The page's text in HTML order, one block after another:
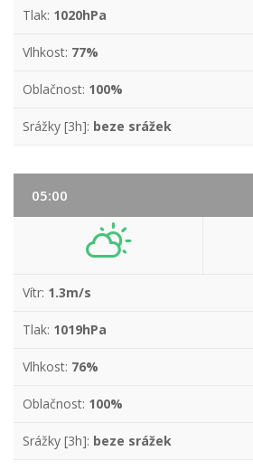
Tlak: 1020hPa
Vlhkost: 77%
Oblačnost: 100%
Srážky [3h]: beze srážek
05:00
Vítr: 1.3m/s
Tlak: 1019hPa
Vlhkost: 76%
Oblačnost: 100%
Srážky [3h]: beze srážek